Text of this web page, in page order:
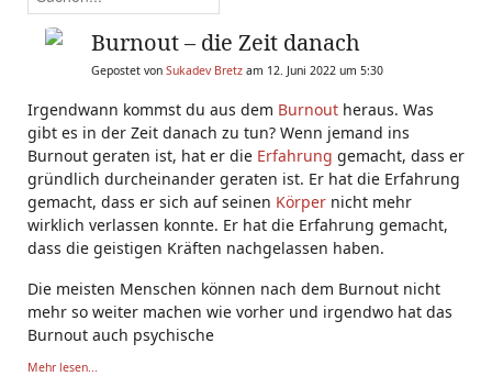
Burnout – die Zeit danach
Gepostet von Sukadev Bretz am 12. Juni 2022 um 5:30
Irgendwann kommst du aus dem Burnout heraus. Was
gibt es in der Zeit danach zu tun? Wenn jemand ins
Burnout geraten ist, hat er die Erfahrung gemacht, dass er
gründlich durcheinander geraten ist. Er hat die Erfahrung
gemacht, dass er sich auf seinen Körper nicht mehr
wirklich verlassen konnte. Er hat die Erfahrung gemacht,
dass die geistigen Kräften nachgelassen haben.
Die meisten Menschen können nach dem Burnout nicht
mehr so weiter machen wie vorher und irgendwo hat das
Burnout auch psychische
Mehr lesen...